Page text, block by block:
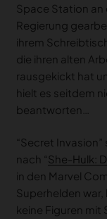
Space Station an
Regierung
ihrem
die ihren alten
rausgekickt hat
hielt es seitdem
beantworten…
“Secret
nach “ She-Hulk:
in den Marvel
Superhelden
keine Figuren mit